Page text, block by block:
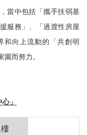
當中包括「攜手扶弱基
服務」、「過渡性房屋
和向上流動的「共創明
而努力。
」